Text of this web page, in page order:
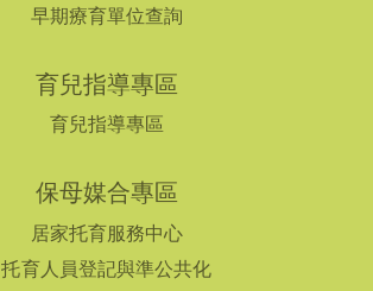
早期療育單位查詢
育兒指導專區
育兒指導專區
保母媒合專區
居家托育服務中心
托育人員登記與準公共化